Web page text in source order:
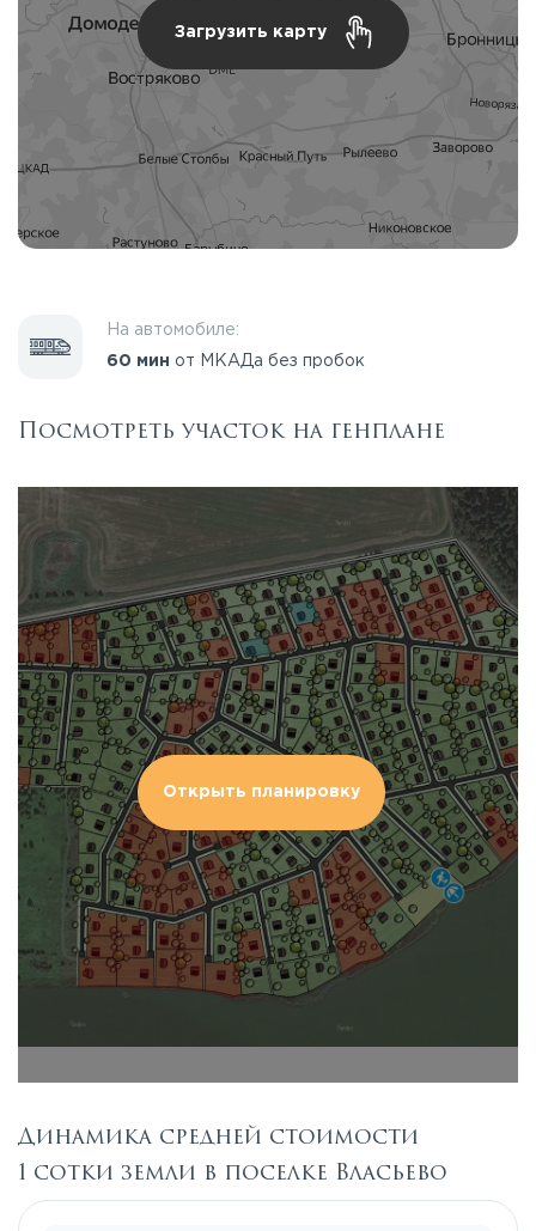
Загрузить карту
На автомобиле:
60 мин от МКАДа без пробок
Посмотреть участок на генплане
Открыть планировку
Динамика средней стоимости
1 сотки земли в поселке Власьево